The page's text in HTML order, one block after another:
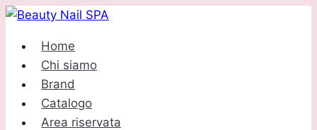
Salta
contenuto
Home
Chi siamo
Brand
Catalogo
Area riservata